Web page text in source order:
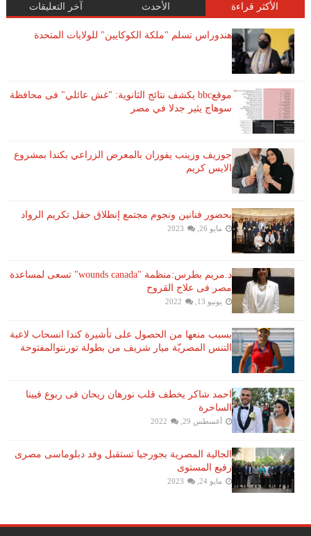
الأكثر قراءة الأحدث آخر التعليقات
هندوراس تسلم "ملكة الكوكايين" للولايات المتحدة
موقعbbc يكشف نتائج الثانوية: "غش عائلي" فى محافظة
سوهاج يثير جدلا في مصر
جوزيف وزينب يفوزان بالمعرض الزراعي بكندا بمشروع
الايس كريم
بحضور فنانين ونجوم مجتمع إنطلاق حفل تكريم الرواد
مايو 26, 2023
د.مريم بطرس:منظمة "wounds canada" تسعى لمساعدة
مصر فى علاج القروح
يونيو 13, 2022
بسبب منعها من الحصول على تأشيرة كندا انسحاب لاعبة ​
التنس​ المصريّة ​ميار شريف​ من بطولة ​تورنتو​المفتوحة
احمد شاكر يخطف قلب نورهان ريحان فى ربوع فيينا
الساحرة
أغسطس 29, 2022
الجالية المصرية بجورجيا تستقبل وفد دبلوماسى مصرى
رفيع المستوى
مايو 24, 2023